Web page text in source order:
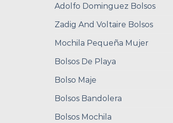
Adolfo Dominguez Bolsos
Zadig And Voltaire Bolsos
Mochila Pequeña Mujer
Bolsos De Playa
Bolso Maje
Bolsos Bandolera
Bolsos Mochila